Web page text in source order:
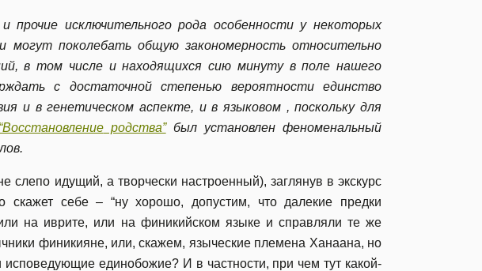
исключительного рода особенности у некоторых
могут поколебать общую закономерность относительно
в том числе и находящихся сию минуту в поле нашего
с достаточной степенью вероятности единство
и в генетическом аспекте, и в языковом , поскольку для
“Восстановлениеродства”был установлен феноменальный
слепо идущий, а творчески настроенный), заглянув в экскурс
скажет себе – “ну хорошо, допустим, что далекие предки
на иврите, или на финикийском языке и справляли те же
финикияне, или, скажем, языческие племена Ханаана, но
единобожие? И в частности, при чем тут какой-